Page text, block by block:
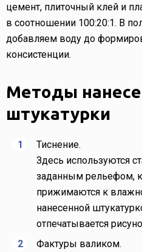
цемент, плиточный клей и
в соотношении 100:20:1. В
добавляем воду до
консистенции.
Методы
штукатурки
Тиснение.
Здесь используются
заданным рельефом,
прижимаются к
нанесенной
отпечатывается
Фактуры валиком.